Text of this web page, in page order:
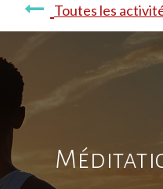
Toutes les